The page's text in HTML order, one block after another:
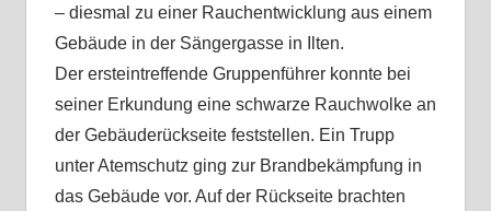
– diesmal zu einer Rauchentwicklung aus einem
Gebäude in der Sängergasse in Ilten.
Der ersteintreffende Gruppenführer konnte bei
seiner Erkundung eine schwarze Rauchwolke an
der Gebäuderückseite feststellen. Ein Trupp
unter Atemschutz ging zur Brandbekämpfung in
das Gebäude vor. Auf der Rückseite brachten